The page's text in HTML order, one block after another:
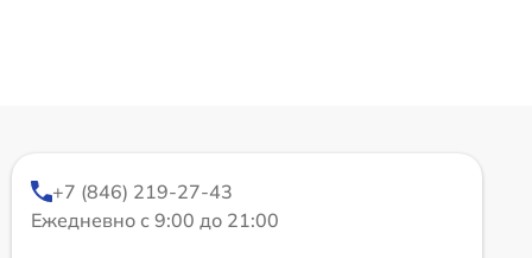
+7 (846) 219-27-43
Ежедневно с 9:00 до 21:00